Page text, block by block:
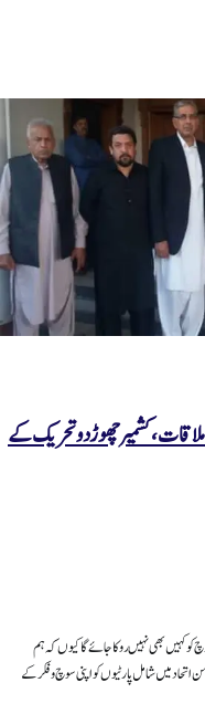
کشمیر چھوڑ دو تحریک کے
کو کہیں بھی نہیں روکا جائے گا کیوں کہ ہم
میں شامل پارٹیوں کو اپنی سوچ و فکر کے